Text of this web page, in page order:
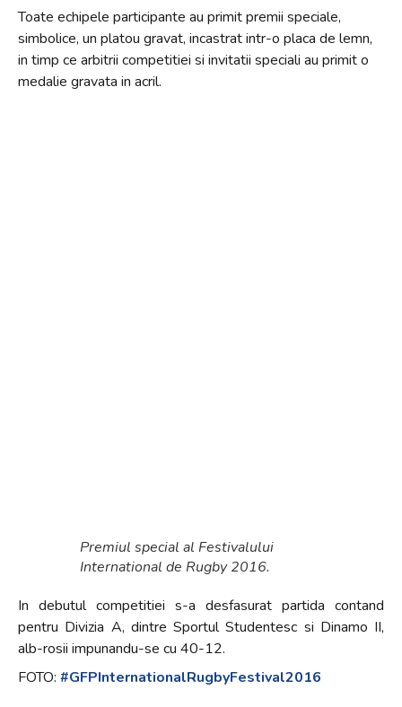
Toate echipele participante au primit premii speciale,
simbolice, un platou gravat, incastrat intr-o placa de lemn,
in timp ce arbitrii competitiei si invitatii speciali au primit o
medalie gravata in acril.
Premiul special al Festivalului
International de Rugby 2016.
In debutul competitiei s-a desfasurat partida contand
pentru Divizia A, dintre Sportul Studentesc si Dinamo II,
alb-rosii impunandu-se cu 40-12.
FOTO: #GFPInternationalRugbyFestival2016